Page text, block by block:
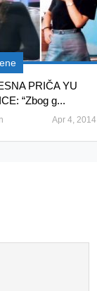
PRIČA YU
“Zbog g...
Apr 4, 2014